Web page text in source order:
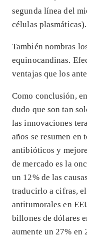
segunda línea del
células plasmáticas).
También nombras
equinocandinas.
ventajas que los
Como conclusión,
dudo que son tan
las innovaciones
años se resumen en
antibióticos y
de mercado es la
un 12% de las
traducirlo a cifras, el
antitumorales en
billones de dólares
aumente un 27% en